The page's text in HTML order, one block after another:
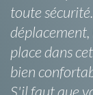
toute
place dans
bien
S'il faut que